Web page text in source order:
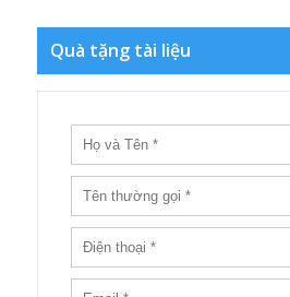
Quà tặng tài liệu